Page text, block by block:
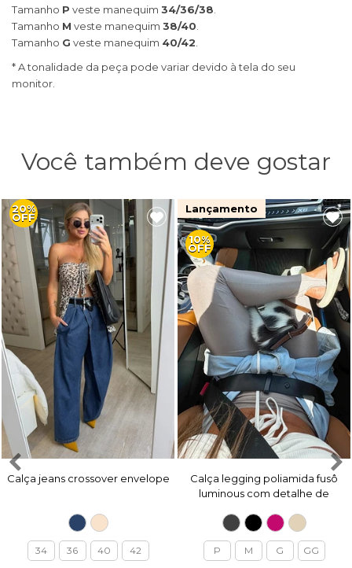
Tamanho P veste manequim 34/36/38
Tamanho M veste manequim 38/40
Tamanho G veste manequim 40/42
* A tonalidade da peça pode variar devido à tela do seu
monitor.
Você também deve gostar
20%
OFF
Calça jeans crossover envelope
34 36 40 42
Lançamento
10%
OFF
Calça legging poliamida fusô
luminous com detalhe de
P M G GG